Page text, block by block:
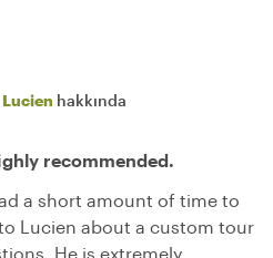
Lucien hakkında
recommended.
a short amount of time to
Lucien about a custom tour
He is extremely